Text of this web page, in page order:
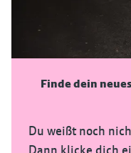
Finde dein
Du weißt noch
Dann klicke dich